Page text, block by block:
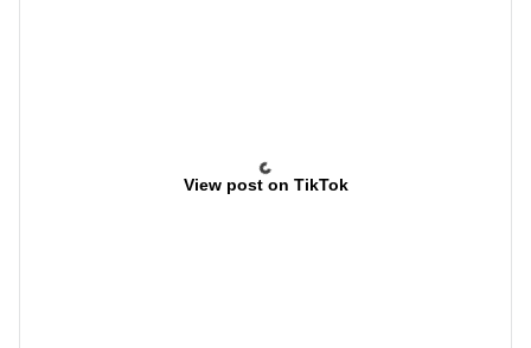
View post on TikTok